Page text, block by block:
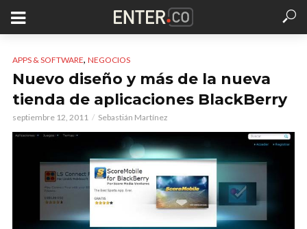
APPS & SOFTWARE, NEGOCIOS
Nuevo diseño y más de la nueva
tienda de aplicaciones BlackBerry
septiembre 12, 2011 Sebastián Martínez